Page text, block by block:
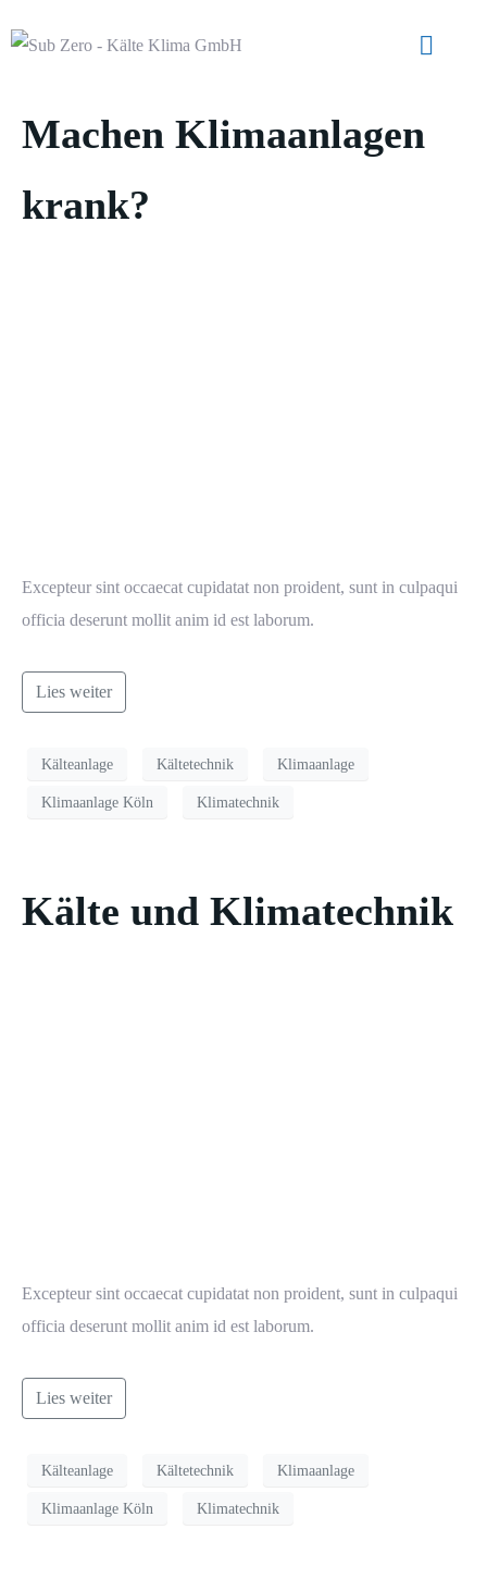
Machen Klimaanlagen
krank?
Excepteur sint occaecat cupidatat non proident, sunt in culpaqui
officia deserunt mollit anim id est laborum.
Lies weiter
Kälteanlage Kältetechnik Klimaanlage
Klimaanlage Köln Klimatechnik
Kälte und Klimatechnik
Excepteur sint occaecat cupidatat non proident, sunt in culpaqui
officia deserunt mollit anim id est laborum.
Lies weiter
Kälteanlage Kältetechnik Klimaanlage
Klimaanlage Köln Klimatechnik